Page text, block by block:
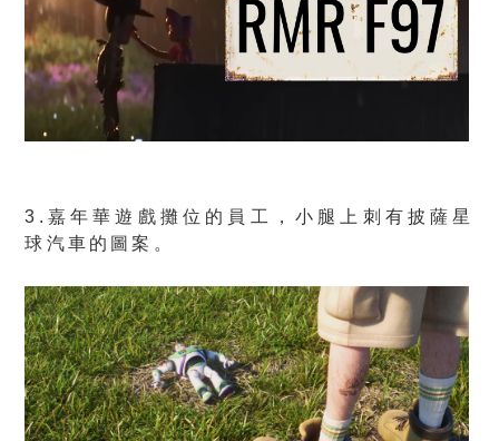
3.嘉年華遊戲攤位的員工，小腿上刺有披薩星
球汽車的圖案。